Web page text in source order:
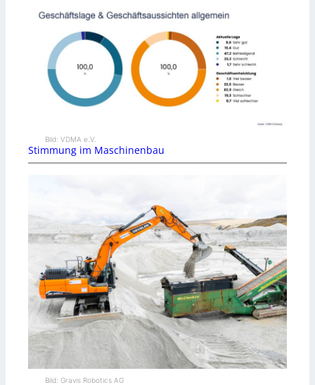
Bild: VDMA e.V.
Stimmung im Maschinenbau
Bild: Gravis Robotics AG